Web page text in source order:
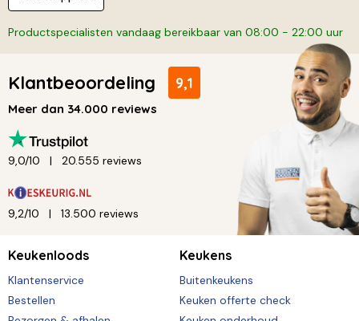
Productspecialisten vandaag bereikbaar van 08:00 - 22:00 uur
Klantbeoordeling 9,1
Meer dan 34.000 reviews
9,0/10 20.555 reviews
9,2/10 13.500 reviews
Keukenloods
Klantenservice
Bestellen
Keukens
Buitenkeukens
Keuken offerte check